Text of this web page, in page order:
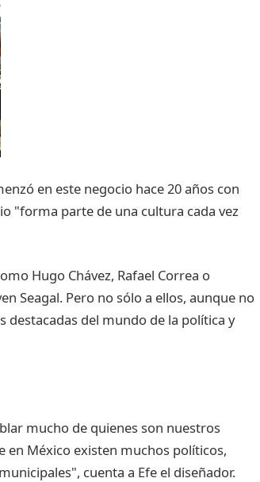
en este negocio hace 20 años con
"forma parte de una cultura cada vez
Hugo Chávez, Rafael Correa o
Seagal. Pero no sólo a ellos, aunque no
del mundo de la política y
mucho de quienes son nuestros
en México existen muchos políticos,
cuenta a Efe el diseñador.